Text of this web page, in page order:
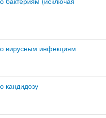
вирусным инфекциям
кандидозу